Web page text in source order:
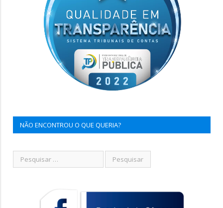
NÃO ENCONTROU O QUE QUERIA?